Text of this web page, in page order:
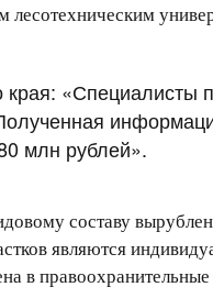
края: «Специалисты
млн рублей».
составу
являются
в